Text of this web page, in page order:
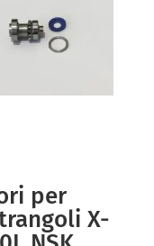
per
X-